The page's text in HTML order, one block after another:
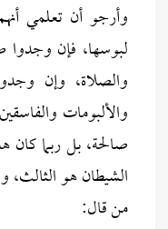
وأرجو أن تعلمي
لبوسها، فإن وجدوا
والصلاة، وإن
والألبومات
صالحة، بل ربما
الشيطان هو
من قال: